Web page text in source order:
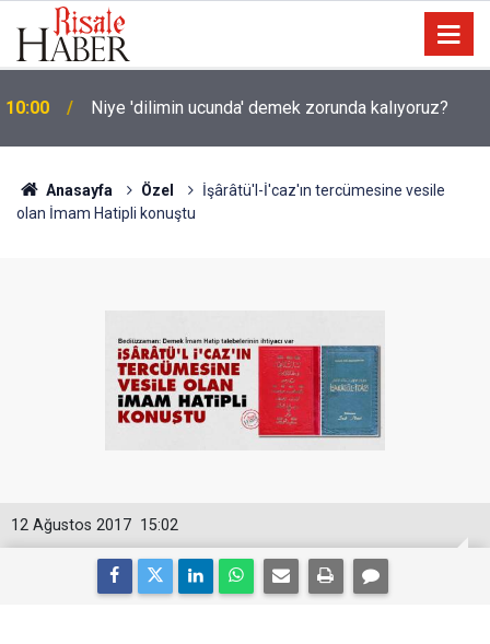
10:00 Niye 'dilimin ucunda' demek zorunda kalıyoruz?
Anasayfa Özel
İşârâtü'l-İ'caz'ın tercümesine vesile
olan İmam Hatipli konuştu
15:02
12 Ağustos 2017